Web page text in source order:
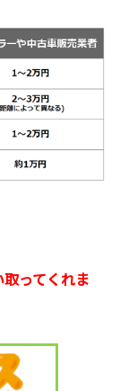
ってくれま